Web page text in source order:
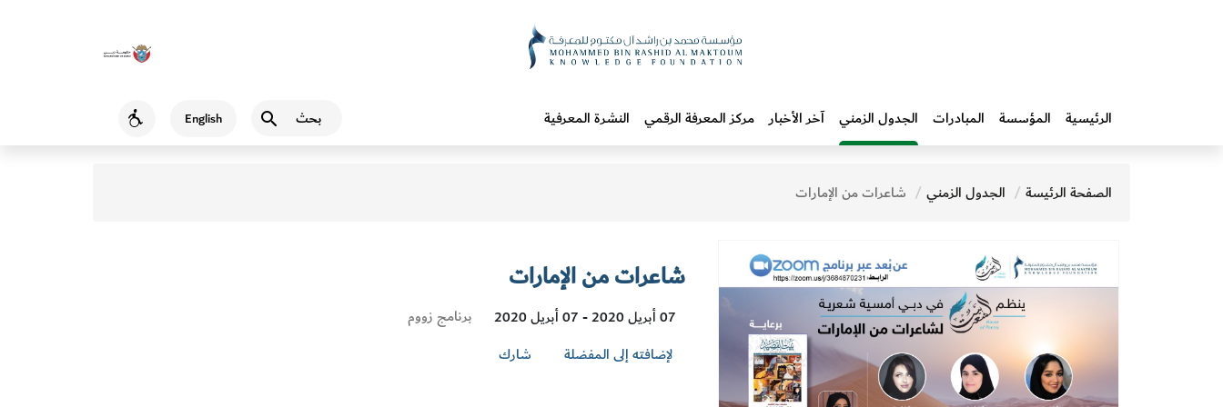
English
Accessibility الرئيسية المؤسسة المبادرات‎ الجدول الزمني آخر الأخبار مركز المعرفة الرقمي النشرة المعرفية
الصفحة الرئيسة الجدول الزمني شاعرات من الإمارات
شاعرات من الإمارات
07 أبريل 2020 - 07 أبريل 2020
Visit
برنامج زووم
لإضافته إلى المفضلة
شارك